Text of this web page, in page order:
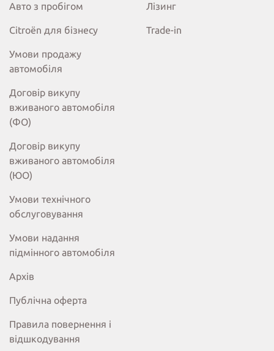
Авто з пробігом
Citroёn для бізнесу
Умови продажу
автомобіля
Договір викупу
вживаного автомобіля
(ФО)
Договір викупу
вживаного автомобіля
(ЮО)
Умови технічного
обслуговування
Умови надання
підмінного автомобіля
Архів
Публічна оферта
Правила повернення і
відшкодування
Лізинг
Trade-in